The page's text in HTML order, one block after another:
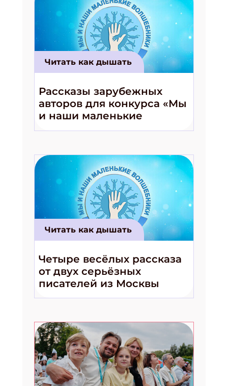
Читать как дышать
Рассказы зарубежных
авторов для конкурса «Мы
и наши маленькие
волшебники!»
Читать как дышать
Четыре весёлых рассказа
от двух серьёзных
писателей из Москвы